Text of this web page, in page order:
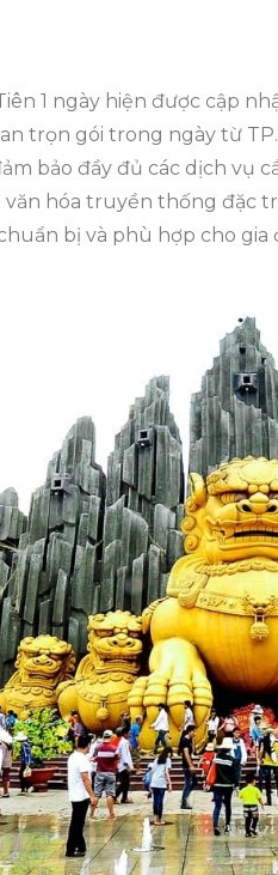
1 ngày hiện được cập
trọn gói trong ngày từ
bảo đầy đủ các dịch vụ
hóa truyền thống đặc
bị và phù hợp cho